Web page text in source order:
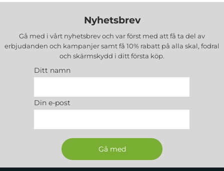
Nyhetsbrev
Gå med i vårt nyhetsbrev och var först med att få ta del av
erbjudanden och kampanjer samt få 10% rabatt på alla skal, fodral
och skärmskydd i ditt första köp.
Ditt namn
Din e-post